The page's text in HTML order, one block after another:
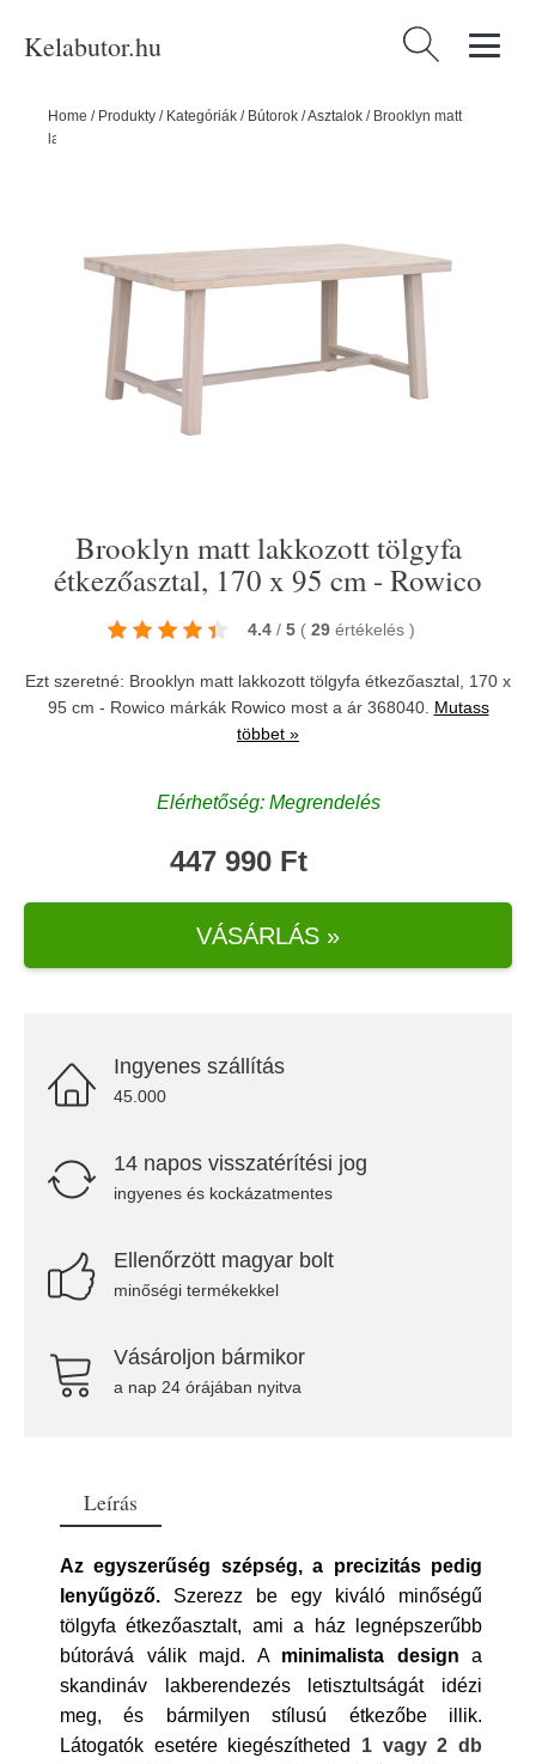
Kelabutor.hu Keresés:
Home / Produkty / Kategóriák / Bútorok /Asztalok / Brooklyn matt
lakkozott tölgyfa étkezőasztal, 170 x 95 cm - Rowico
Brooklyn matt lakkozott tölgyfa
étkezőasztal, 170 x 95 cm - Rowico
4.4 / 5 ( 29 értékelés )
Ezt szeretné: Brooklyn matt lakkozott tölgyfa étkezőasztal, 170 x
95 cm - Rowico márkák Rowicomost a ár 368040. Mutass
többet »
Elérhetőség: Megrendelés
447 990 Ft
VÁSÁRLÁS »
Ingyenes szállítás
45.000
14 napos visszatérítési jog
ingyenes és kockázatmentes
Ellenőrzött magyar bolt
minőségi termékekkel
Vásároljon bármikor
a nap 24 órájában nyitva
Leírás
Az egyszerűség szépség, a precizitás pedig
lenyűgöző. Szerezz be egy kiváló minőségű
tölgyfa étkezőasztalt, ami a ház legnépszerűbb
bútorává válik majd. A minimalista design a
skandináv lakberendezés letisztultságát idézi
meg, és bármilyen stílusú étkezőbe illik.
Látogatók esetére kiegészítheted 1 vagy 2 db